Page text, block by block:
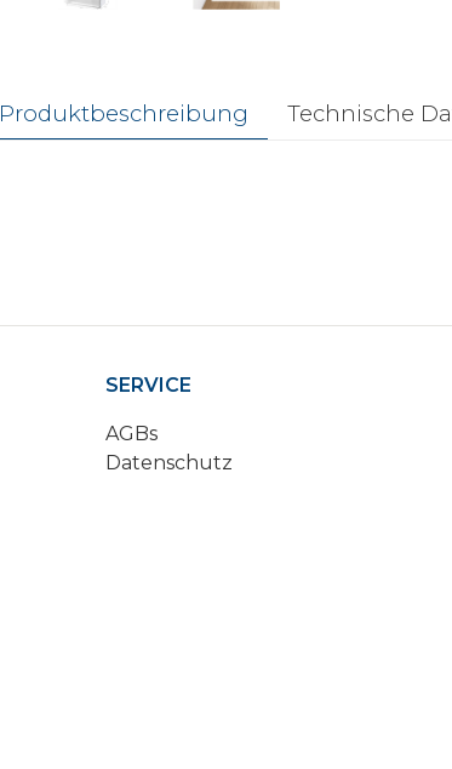
Produktbeschreibung Technische
SERVICE
AGBs
Datenschutz